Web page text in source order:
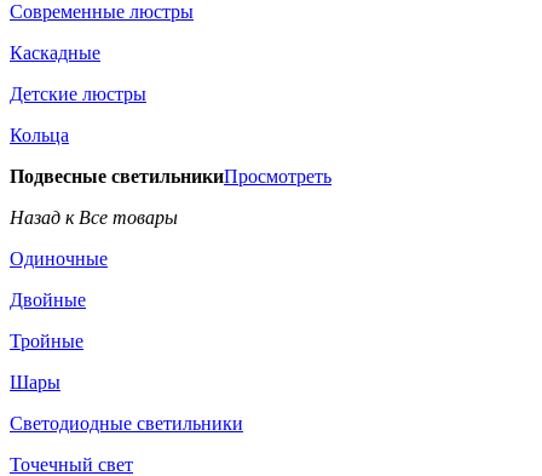
Современные люстры
Каскадные
Детские люстры
Кольца
Подвесные светильникиПросмотреть
Назад к Все товары
Одиночные
Двойные
Тройные
Шары
Светодиодные светильники
Точечный свет